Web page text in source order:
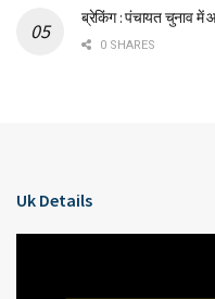
ब्रेकिंग : पंचायत चुनाव में
0 SHARES
Uk Details